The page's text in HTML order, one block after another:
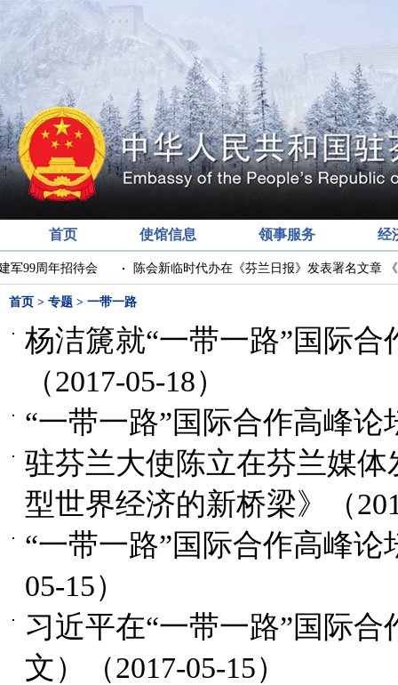
首页 使馆信息 领事服务 经
99周年招待会 陈会新临时代办在《芬兰日报》发表署名文章
首页 > 专题 > 一带一路
杨洁篪就“一带一路”国际
（2017-05-18）
“一带一路”国际合作高峰
驻芬兰大使陈立在芬兰媒
型世界经济的新桥梁》
（
“一带一路”国际合作高峰
05-15）
习近平在“一带一路”国际
文）
（2017-05-15）